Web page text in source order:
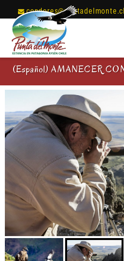
condores@puntadelmonte.cl
(Español) AMANECER